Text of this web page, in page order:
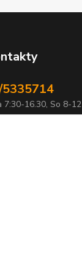
7:30-16.30, So 8-12